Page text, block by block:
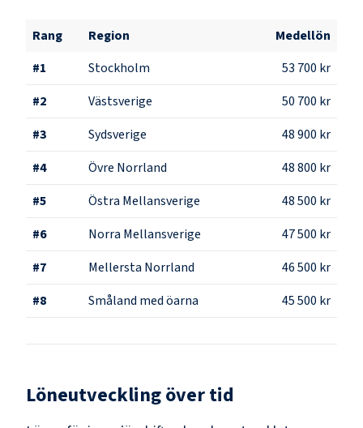
Rang Region
Medellön
#1 Stockholm
53 700 kr
#2 Västsverige
50 700 kr
#3 Sydsverige
48 900 kr
#4 Övre Norrland
48 800 kr
#5 Östra Mellansverige
48 500 kr
#6 Norra Mellansverige
47 500 kr
#7 Mellersta Norrland
46 500 kr
#8 Småland med öarna 45 500 kr
Löneutveckling över tid